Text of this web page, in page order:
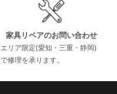
家具リペアのお問い合わせ
エリア限定(愛知・三重・静岡)
で修理を承ります。